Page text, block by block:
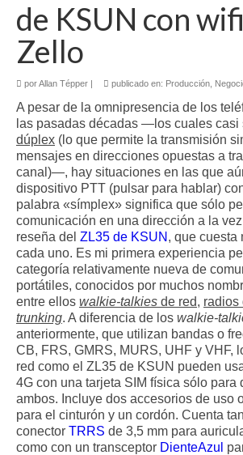
Glosariocastellano.com
EditorialTecnoTur.com
Contacto (vía TecnoTur)
de KSUN con
Zello
porAllan Tépper | publicado en: Producción
A pesar de la omnipresencia de los
las pasadas décadas —los cuales casi
dúplex (lo que permite la transmisión
mensajes en direcciones opuestas a
canal)—, hay situaciones en las que
dispositivo PTT (pulsar para hablar)
palabra «símplex» significa que sólo
comunicación en una dirección a la
reseña del ZL35 de KSUN , que cuesta
cada uno. Es mi primera experiencia
categoría relativamente nueva de
portátiles, conocidos por muchos
entre ellos walkie-talkies de red, radios
trunking. A diferencia de los walkie-
anteriormente, que utilizan bandas o
CB, FRS, GMRS, MURS, UHF y VHF,
red como el ZL35 de KSUN pueden
4G con una tarjeta SIM física sólo para
ambos. Incluye dos accesorios de uso
para el cinturón y un cordón. Cuenta
conector TRRS de 3,5 mm para
como con un transceptor DienteAzul